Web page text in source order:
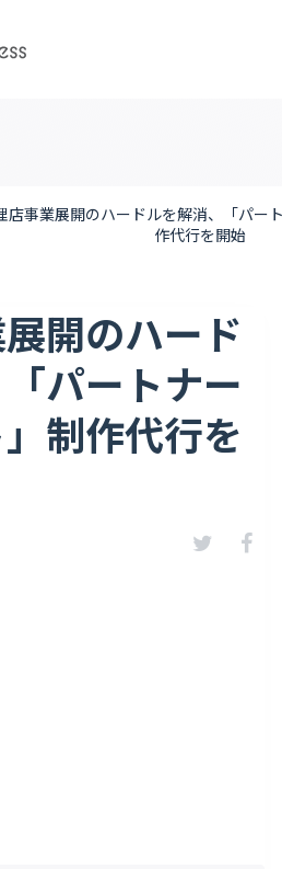
店事業展開のハードルを解消、「パー
作代行を開始
開のハード
パートナー
制作代行を